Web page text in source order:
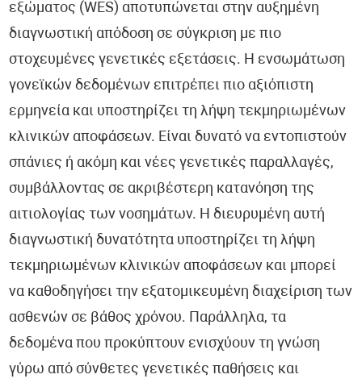
εξώματος (WES) αποτυπώνεται στην αυξημένη
διαγνωστική απόδοση σε σύγκριση με πιο
στοχευμένες γενετικές εξετάσεις. Η ενσωμάτωση
γονεϊκών δεδομένων επιτρέπει πιο αξιόπιστη
ερμηνεία και υποστηρίζει τη λήψη τεκμηριωμένων
κλινικών αποφάσεων. Είναι δυνατό να εντοπιστούν
σπάνιες ή ακόμη και νέες γενετικές παραλλαγές,
συμβάλλοντας σε ακριβέστερη κατανόηση της
αιτιολογίας των νοσημάτων. Η διευρυμένη αυτή
διαγνωστική δυνατότητα υποστηρίζει τη λήψη
τεκμηριωμένων κλινικών αποφάσεων και μπορεί
να καθοδηγήσει την εξατομικευμένη διαχείριση των
ασθενών σε βάθος χρόνου. Παράλληλα, τα
δεδομένα που προκύπτουν ενισχύουν τη γνώση
γύρω από σύνθετες γενετικές παθήσεις και